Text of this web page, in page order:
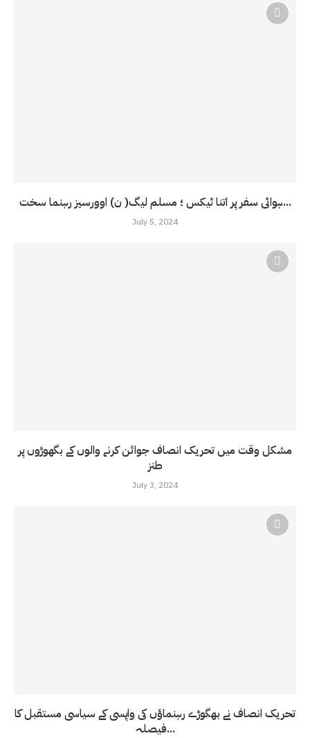
ہوائی سفر پر اتنا ٹیکس ؛ مسلم لیگ( ن) اوورسیز رہنما سخت...
July 5, 2024
مشکل وقت میں تحریک انصاف جوائن کرنے والوں کے بگھوڑوں پر
طنز
July 3, 2024
تحریک انصاف نے بھگوڑے رہنماؤں کی واپسی کے سیاسی مستقبل کا
فیصلہ...